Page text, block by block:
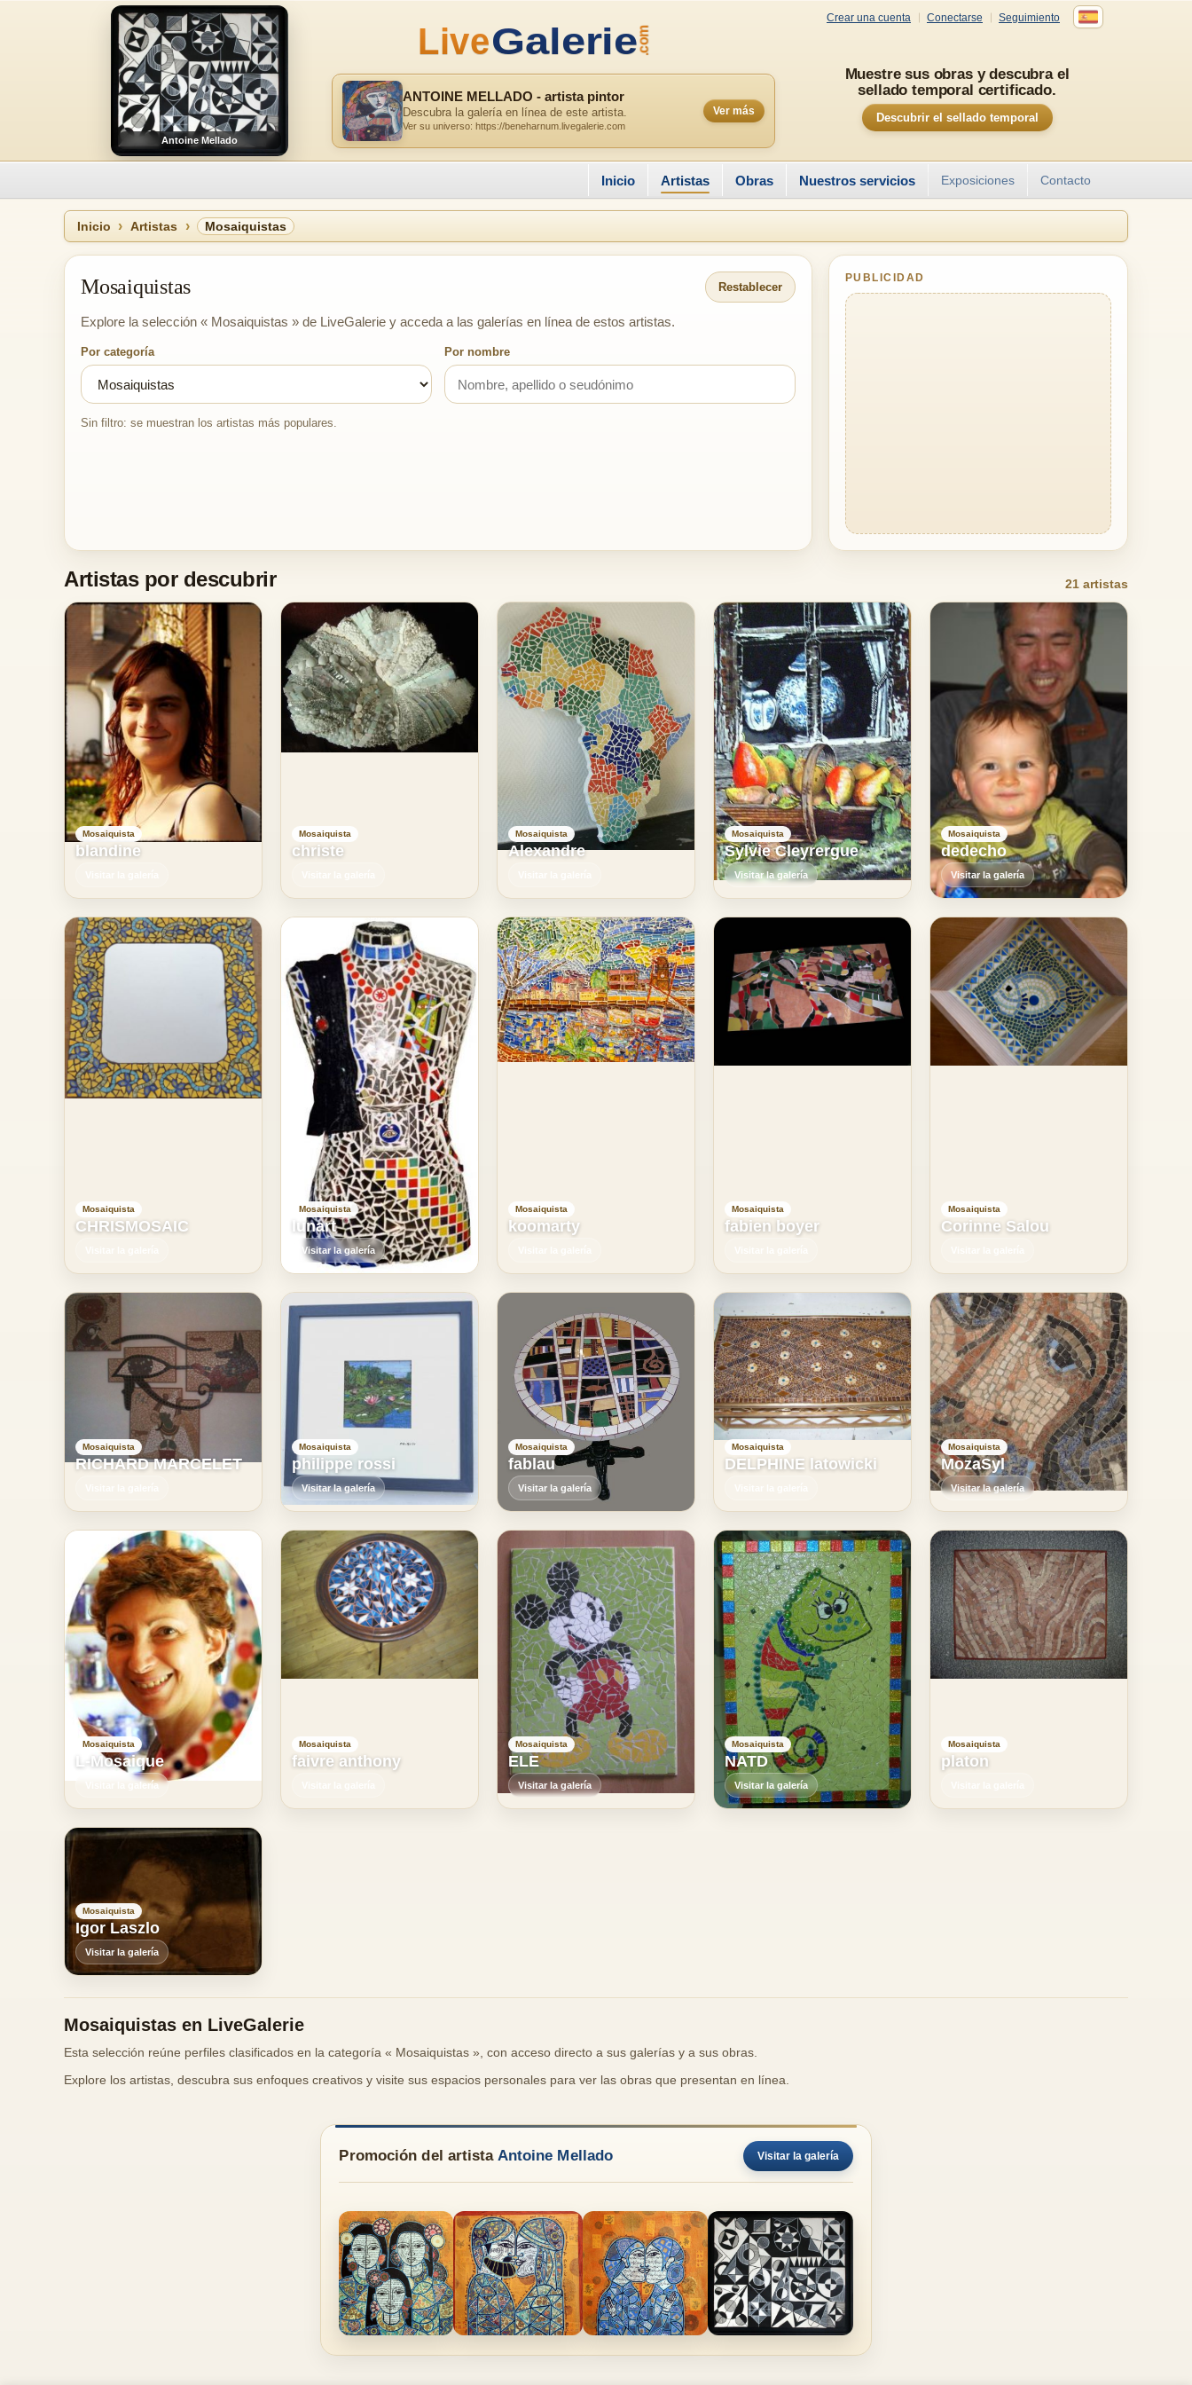
Antoine Mellado
Crear una cuenta Conectarse Seguimiento
Muestre sus obras y descubra el
sellado temporal certificado.
Descubrir el sellado temporal
ANTOINE MELLADO - artista pintor
Descubra la galería en línea de este artista.
Ver su universo: https://beneharnum.livegalerie.com
Ver más
Inicio Artistas Obras Nuestros servicios Exposiciones Contacto
Inicio Artistas Mosaiquistas
Mosaiquistas Restablecer
Explore la selección « Mosaiquistas » de LiveGalerie y acceda a las galerías en línea de estos artistas.
Por categoría Por nombre
Sin filtro: se muestran los artistas más populares.
PUBLICIDAD
Artistas por descubrir 21 artistas
Mosaiquista
blandine
Mosaiquista
christe
Mosaiquista
Alexandre
Mosaiquista
Sylvie Cleyrergue
Visitar la galería
Mosaiquista
dedecho
Visitar la galería
Mosaiquista
CHRISMOSAIC
Mosaiquista
lunart
Visitar la galería
Mosaiquista
koomarty
Mosaiquista
fabien boyer
Mosaiquista
Corinne Salou
Mosaiquista
RICHARD MARCELET
Mosaiquista
philippe rossi
Visitar la galería
Mosaiquista
fablau
Visitar la galería
Mosaiquista
DELPHINE latowicki
Mosaiquista
MozaSyl
Visitar la galería
Mosaiquista
L-Mosaique
Visitar la galería
Mosaiquista
faivre anthony
Mosaiquista
ELE
Visitar la galería
Mosaiquista
NATD
Visitar la galería
Mosaiquista
platon
Mosaiquista
Igor Laszlo
Visitar la galería
Mosaiquistas en LiveGalerie
Esta selección reúne perfiles clasificados en la categoría « Mosaiquistas », con acceso directo a sus galerías y a sus obras.
Explore los artistas, descubra sus enfoques creativos y visite sus espacios personales para ver las obras que presentan en línea.
Promoción del artista Antoine Mellado Visitar la galería